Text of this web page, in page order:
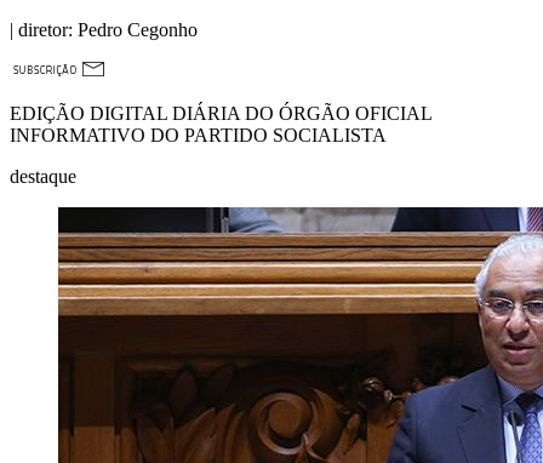
| diretor: Pedro Cegonho
EDIÇÃO DIGITAL DIÁRIA DO ÓRGÃO OFICIAL
INFORMATIVO DO PARTIDO SOCIALISTA
destaque